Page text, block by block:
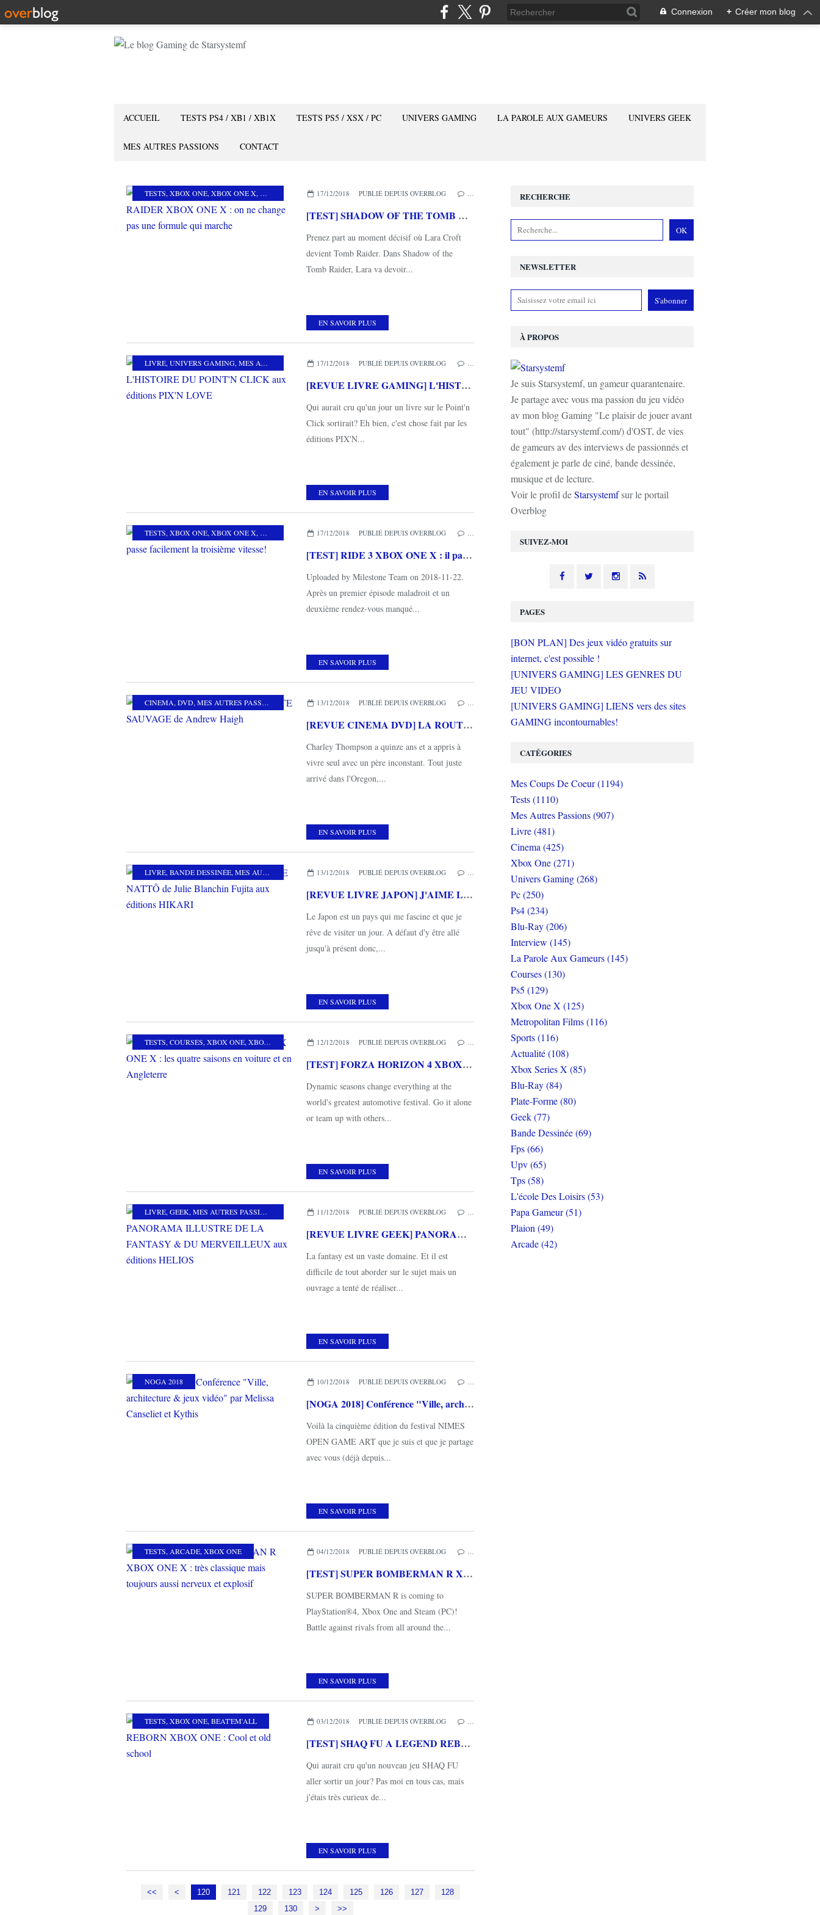
Connexion + Créer mon blog
ACCUEIL TESTS PS4 / XB1 / XB1X TESTS PS5 / XSX / PC UNIVERS GAMING LA PAROLE AUX GAMEURS UNIVERS GEEK
MES AUTRES PASSIONS CONTACT
TESTS, XBOX ONE, XBOX ONE X, ACTION AVENTURE,MES COUPS DE COEUR
17/12/2018 PUBLIÉ DEPUIS OVERBLOG …
[TEST] SHADOW OF THE TOMB RAIDER XBOX ONE X : on ne change pas une formule qui marche
Prenez part au moment décisif où Lara Croft
devient Tomb Raider. Dans Shadow of the
Tomb Raider, Lara va devoir...
EN SAVOIR PLUS
LIVRE, UNIVERS GAMING, MES AUTRES PASSIONS ,MES COUPS DE COEUR,PIX'N LOVE
17/12/2018 PUBLIÉ DEPUIS OVERBLOG …
[REVUE LIVRE GAMING] L'HISTOIRE DU POINT'N CLICK aux éditions PIX'N LOVE
Qui aurait cru qu'un jour un livre sur le Point'n
Click sortirait? Eh bien, c'est chose fait par les
éditions PIX'N...
EN SAVOIR PLUS
TESTS, XBOX ONE, XBOX ONE X, COURSES 17/12/2018 PUBLIÉ DEPUIS OVERBLOG …
[TEST] RIDE 3 XBOX ONE X : il passe facilement la troisième vitesse!
Uploaded by Milestone Team on 2018-11-22.
Après un premier épisode maladroit et un
deuxième rendez-vous manqué...
EN SAVOIR PLUS
CINEMA, DVD, MES AUTRES PASSIONS AD VITAM13/12/2018 PUBLIÉ DEPUIS OVERBLOG …
[REVUE CINEMA DVD] LA ROUTE SAUVAGE de Andrew Haigh
Charley Thompson a quinze ans et a appris à
vivre seul avec un père inconstant. Tout juste
arrivé dans l'Oregon,...
EN SAVOIR PLUS
LIVRE, BANDE DESSINÉE, MES AUTRES PASSIONS ,MES COUPS DE COEUR,HIKARI EDITIONS
13/12/2018 PUBLIÉ DEPUIS OVERBLOG …
[REVUE LIVRE JAPON] J'AIME LE NATTÔ de Julie Blanchin Fujita aux éditions HIKARI
Le Japon est un pays qui me fascine et que je
rêve de visiter un jour. A défaut d'y être allé
jusqu'à présent donc,...
EN SAVOIR PLUS
TESTS, COURSES, XBOX ONE, XBOX ONE X MES COUPS DE COEUR
12/12/2018 PUBLIÉ DEPUIS OVERBLOG …
[TEST] FORZA HORIZON 4 XBOX ONE X : les quatre saisons en voiture et en Angleterre
Dynamic seasons change everything at the
world's greatest automotive festival. Go it alone
or team up with others...
EN SAVOIR PLUS
LIVRE, GEEK, MES AUTRES PASSIONS LES MOUTONS ÉLECTRIQUES
11/12/2018 PUBLIÉ DEPUIS OVERBLOG …
[REVUE LIVRE GEEK] PANORAMA ILLUSTRE DE LA FANTASY & DU MERVEILLEUX aux éditions HELIOS
La fantasy est un vaste domaine. Et il est
difficile de tout aborder sur le sujet mais un
ouvrage a tenté de réaliser...
EN SAVOIR PLUS
NOGA 2018 10/12/2018 PUBLIÉ DEPUIS OVERBLOG …
[NOGA 2018] Conférence "Ville, architecture & jeux vidéo" par Melissa Canseliet et Kythis
Voilà la cinquième édition du festival NIMES
OPEN GAME ART que je suis et que je partage
avec vous (déjà depuis...
EN SAVOIR PLUS
TESTS, ARCADE, XBOX ONE 04/12/2018 PUBLIÉ DEPUIS OVERBLOG …
[TEST] SUPER BOMBERMAN R XBOX ONE X : très classique mais toujours aussi nerveux et explosif
SUPER BOMBERMAN R is coming to
PlayStation®4, Xbox One and Steam (PC)!
Battle against rivals from all around the...
EN SAVOIR PLUS
TESTS, XBOX ONE, BEAT'EM'ALL 03/12/2018 PUBLIÉ DEPUIS OVERBLOG …
[TEST] SHAQ FU A LEGEND REBORN XBOX ONE : Cool et old school
Qui aurait cru qu'un nouveau jeu SHAQ FU
aller sortir un jour? Pas moi en tous cas, mais
j'étais très curieux de...
EN SAVOIR PLUS
<< < 100
110
120 121 122 123 124 125 126 127
128
129
130 140
150
160
170
180
190
200
> >>
NEWSLETTER
SUIVEZ-MOI
RECHERCHE
À PROPOS
Je suis Starsystemf, un gameur quarantenaire.
Je partage avec vous ma passion du jeu vidéo
av mon blog Gaming "Le plaisir de jouer avant
tout" (http://starsystemf.com/) d'OST, de vies
de gameurs av des interviews de passionnés et
également je parle de ciné, bande dessinée,
musique et de lecture.
Voir le profil deStarsystemfsur le portail
Overblog
PAGES
[BON PLAN] Des jeux vidéo gratuits sur
internet, c'est possible !
[UNIVERS GAMING] LES GENRES DU
JEU VIDEO
[UNIVERS GAMING] LIENS vers des sites
GAMING incontournables!
CATÉGORIES
Mes Coups De Coeur (1194)
Tests (1110)
Mes Autres Passions (907)
Livre (481)
Cinema (425)
Xbox One (271)
Univers Gaming (268)
Pc (250)
Ps4 (234)
Blu-Ray (206)
Interview (145)
La Parole Aux Gameurs (145)
Courses (130)
Ps5 (129)
Xbox One X (125)
Metropolitan Films (116)
Sports (116)
Actualité (108)
Xbox Series X (85)
Blu-Ray (84)
Plate-Forme (80)
Geek (77)
Bande Dessinée (69)
Fps (66)
Upv (65)
Tps (58)
L'école Des Loisirs (53)
Papa Gameur (51)
Plaion (49)
Arcade (42)